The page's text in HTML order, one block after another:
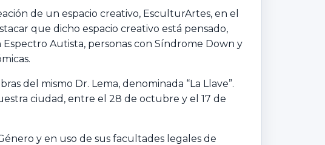
de un espacio creativo, EsculturArtes, en el
que dicho espacio creativo está pensado,
Espectro Autista, personas con Síndrome Down y
del mismo Dr. Lema, denominada “La Llave”.
ciudad, entre el 28 de octubre y el 17 de
y en uso de sus facultades legales de